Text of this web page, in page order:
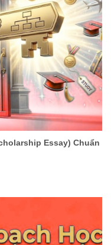
Essay) Chuẩn